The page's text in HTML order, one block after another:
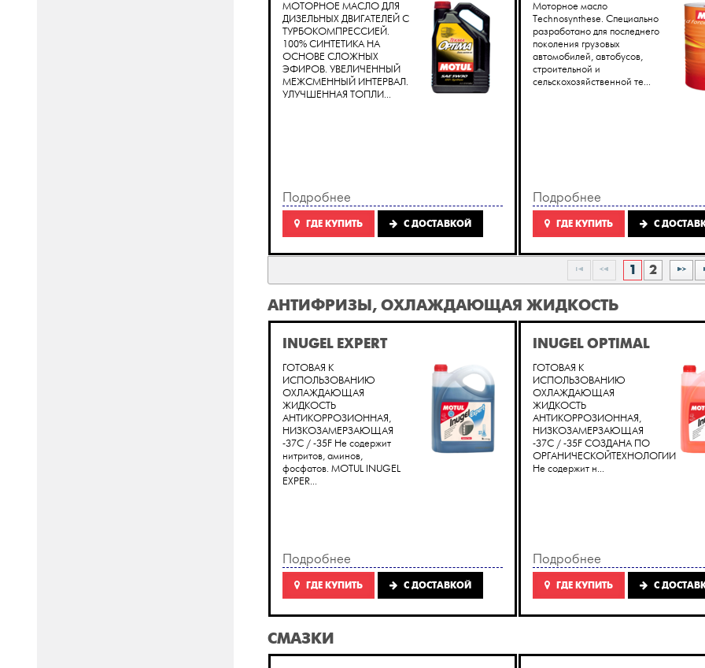
МОТОРНОЕ МАСЛО ДЛЯ
ДИЗЕЛЬНЫХ ДВИГАТЕЛЕЙ С
ТУРБОКОМПРЕССИЕЙ.
100% СИНТЕТИКА НА
ОСНОВЕ СЛОЖНЫХ
ЭФИРОВ. УВЕЛИЧЕННЫЙ
МЕЖСМЕННЫЙ ИНТЕРВАЛ.
УЛУЧШЕННАЯ ТОПЛИ...
Подробнее
ГДЕ КУПИТЬ C ДОСТАВКОЙ
Моторное масло
Technosynthese. Специально
разработано для последнего
поколения грузовых
автомобилей, автобусов,
строительной и
сельскохозяйственной те...
Подробнее
ГДЕ КУПИТЬ C
1 2
АНТИФРИЗЫ, ОХЛАЖДАЮЩАЯ ЖИДКОСТЬ
INUGEL EXPERT
ГОТОВАЯ К
ИСПОЛЬЗОВАНИЮ
ОХЛАЖДАЮЩАЯ
ЖИДКОСТЬ
АНТИКОРРОЗИОННАЯ,
НИЗКОЗАМЕРЗАЮЩАЯ
-37C / -35F Не содержит
нитритов, аминов,
фосфатов. MOTUL INUGEL
EXPER...
Подробнее
ГДЕ КУПИТЬ C ДОСТАВКОЙ
INUGEL OPTIMAL
ГОТОВАЯ К
ИСПОЛЬЗОВАНИЮ
ОХЛАЖДАЮЩАЯ
ЖИДКОСТЬ
АНТИКОРРОЗИОННАЯ,
НИЗКОЗАМЕРЗАЮЩАЯ
-37C / -35F СОЗДАНА ПО
ОРГАНИЧЕСКОЙТЕХНОЛОГИИ
Не содержит н...
Подробнее
ГДЕ КУПИТЬ C
СМАЗКИ